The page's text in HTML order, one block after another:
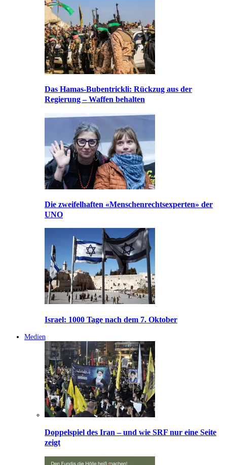
Das Hamas-Bubentrickli: Rückzug aus der
Regierung – Waffen behalten
Die zweifelhaften «Menschenrechtsexperten» der
UNO
Israel: 1000 Tage nach dem 7. Oktober
Medien
Doppelspiel des Iran – und wie SRF nur eine Seite
zeigt